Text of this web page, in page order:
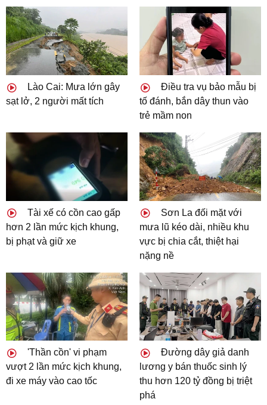
Lào Cai: Mưa lớn gây
sạt lở, 2 người mất tích
Điều tra vụ bảo mẫu bị
tố đánh, bắn dây thun vào
trẻ mầm non
Tài xế có cồn cao gấp
hơn 2 lần mức kịch khung,
bị phạt và giữ xe
Sơn La đối mặt với
mưa lũ kéo dài, nhiều khu
vực bị chia cắt, thiệt hại
nặng nề
'Thần cồn' vi phạm
vượt 2 lần mức kịch khung,
đi xe máy vào cao tốc
Đường dây giả danh
lương y bán thuốc sinh lý
thu hơn 120 tỷ đồng bị triệt
phá